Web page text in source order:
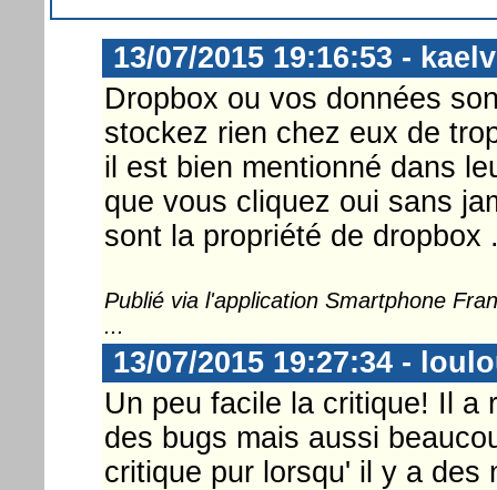
13/07/2015 19:16:53 -
Dropbox ou vos données
stockez rien chez eux de
il est bien mentionné dans
que vous cliquez oui sans
sont la propriété de dropbox
Publié via l'application Smartphone
...
13/07/2015 19:27:34 -
Un peu facile la critique! Il a
des bugs mais aussi
critique pur lorsqu' il y a des